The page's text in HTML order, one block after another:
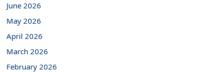
June 2026
May 2026
April 2026
March 2026
February 2026